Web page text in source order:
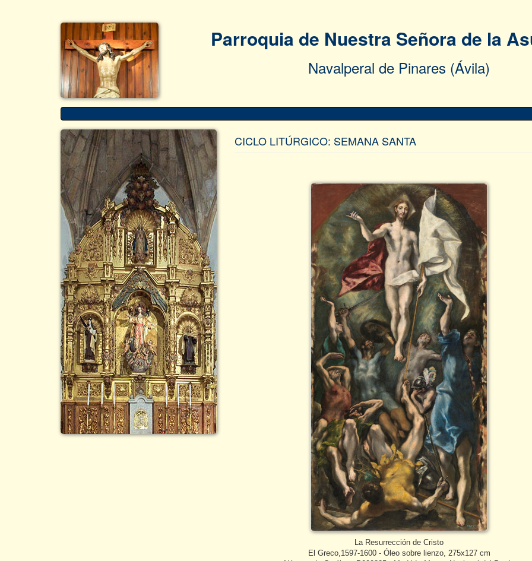
Parroquia de Nuestra Señora de la
Navalperal de Pinares (Ávila)
CICLO LITÚRGICO: SEMANA SANTA
La Resurrección de Cristo
El Greco,1597-1600 - Óleo sobre lienzo, 275x127 cm